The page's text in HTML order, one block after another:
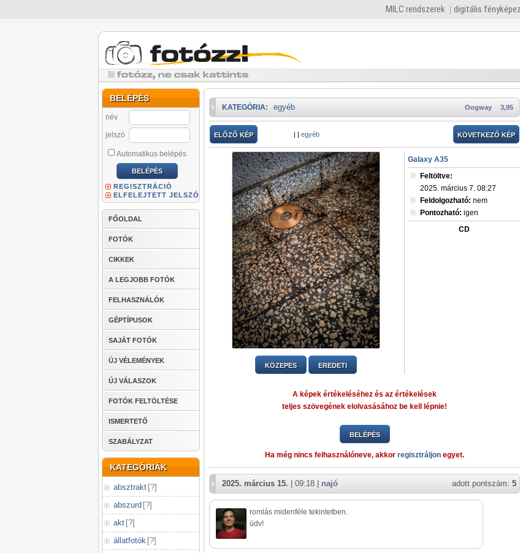
MILC rendszerek digitális
BELÉPÉS
név
jelszó
Automatikus belépés
REGISZTRÁCIÓ
ELFELEJTETT JELSZÓ
FŐOLDAL
FOTÓK
CIKKEK
A LEGJOBB FOTÓK
FELHASZNÁLÓK
GÉPTÍPUSOK
SAJÁT FOTÓK
ÚJ VÉLEMÉNYEK
ÚJ VÁLASZOK
FOTÓK FELTÖLTÉSE
ISMERTETŐ
SZABÁLYZAT
KATEGÓRIÁK
absztrakt [?]
abszurd [?]
akt [?]
állatfotók [?]
3,95
Oogway
KATEGÓRIA: egyéb
ELŐZŐ KÉP | | egyéb KÖVETKEZŐ KÉP
KÖZEPES EREDETI
Galaxy A35
Feltöltve:
2025. március 7. 08:27
Feldolgozható: nem
Pontozható: igen
CD
A képek értékeléséhez és az értékelések
teljes szövegének elolvasásához be kell lépnie!
BELÉPÉS
Ha még nincs felhasználóneve, akkor regisztráljon egyet.
adott pontszám: 5
2025. március 15. | 09:18 | najó
romlás midenféle tekintetben.
üdv!